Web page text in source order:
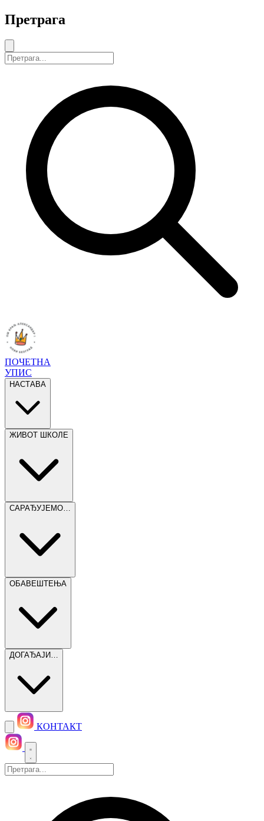
Претрага
ПОЧЕТНА
УПИС
НАСТАВА
ЖИВОТ ШКОЛЕ
САРАЂУЈЕМО…
ОБАВЕШТЕЊА
ДОГАЂАЈИ…
КОНТАКТ